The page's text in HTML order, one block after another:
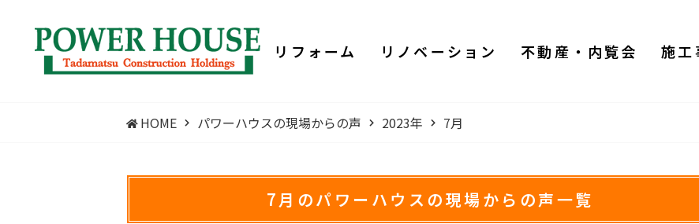
リフォーム リノベーション 不動産・内覧会 施工
HOME パワーハウスの現場からの声 2023年 7月
7月のパワーハウスの現場からの声一覧